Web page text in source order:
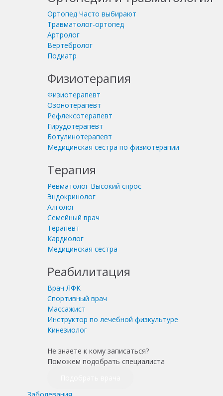
Ортопед Часто выбирают
Травматолог-ортопед
Артролог
Вертебролог
Подиатр
Физиотерапия
Физиотерапевт
Озонотерапевт
Рефлексотерапевт
Гирудотерапевт
Ботулинотерапевт
Медицинская сестра по физиотерапии
Терапия
Ревматолог Высокий спрос
Эндокринолог
Алголог
Семейный врач
Терапевт
Кардиолог
Медицинская сестра
Реабилитация
Врач ЛФК
Спортивный врач
Массажист
Инструктор по лечебной физкультуре
Кинезиолог
Не знаете к кому записаться?
Поможем подобрать специалиста